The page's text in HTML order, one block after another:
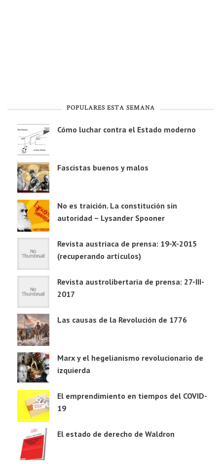
POPULARES ESTA SEMANA
Cómo luchar contra el Estado moderno
Fascistas buenos y malos
No es traición. La constitución sin
autoridad – Lysander Spooner
Revista austriaca de prensa: 19-X-2015
(recuperando artículos)
Revista austrolibertaria de prensa: 27-III-
2017
Las causas de la Revolución de 1776
Marx y el hegelianismo revolucionario de
izquierda
El emprendimiento en tiempos del COVID-
19
El estado de derecho de Waldron